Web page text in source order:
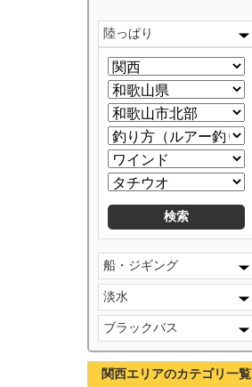
陸っぱり
船・ジギング
淡水
ブラックバス
関西エリアのカテゴリ一覧